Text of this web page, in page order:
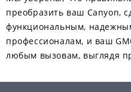
преобразить ваш Canyon,
функциональным,
профессионалам, и ваш
любым вызовам, выглядя